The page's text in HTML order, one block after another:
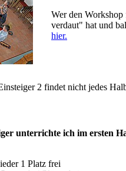
Wer den Workshop
verdaut" hat und
hier.
2 findet nicht jedes
unterrichte ich im ersten
1 Platz frei